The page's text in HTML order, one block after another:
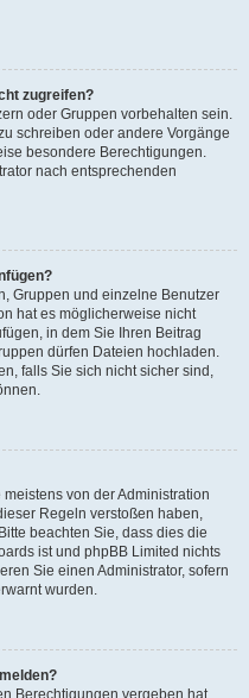
zugreifen?
oder Gruppen vorbehalten sein.
schreiben oder andere Vorgänge
besondere Berechtigungen.
nach entsprechenden
Gruppen und einzelne Benutzer
hat es möglicherweise nicht
in dem Sie Ihren Beitrag
dürfen Dateien hochladen.
falls Sie sich nicht sicher sind,
von der Administration
Regeln verstoßen haben,
beachten Sie, dass dies die
ist und phpBB Limited nichts
Sie einen Administrator, sofern
wurden.
Berechtigungen vergeben hat,